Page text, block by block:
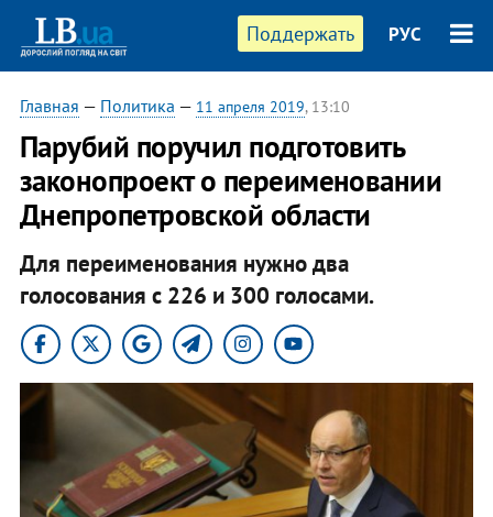
Поддержать РУС
Главная — Политика — 11 апреля 2019, 13:10
Парубий поручил подготовить
законопроект о переименовании
Днепропетровской области
Для переименования нужно два
голосования с 226 и 300 голосами.